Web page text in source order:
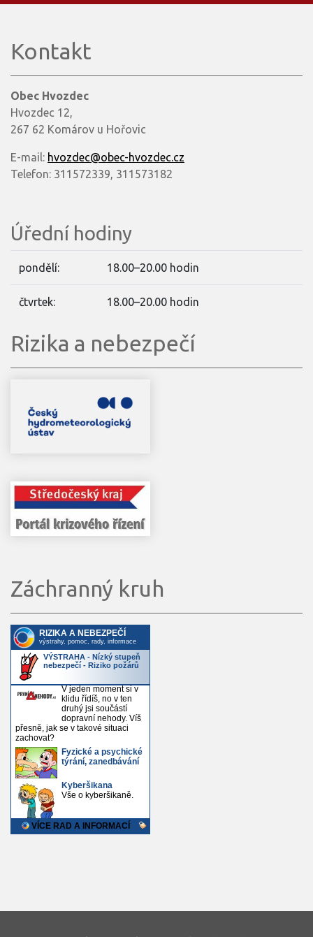
Kontakt
Obec Hvozdec
Hvozdec 12,
267 62 Komárov u Hořovic
E-mail: hvozdec@obec-hvozdec.cz
Telefon: 311572339, 311573182
Úřední hodiny
pondělí: 18.00–20.00 hodin
čtvrtek: 18.00–20.00 hodin
Rizika a nebezpečí
Záchranný kruh